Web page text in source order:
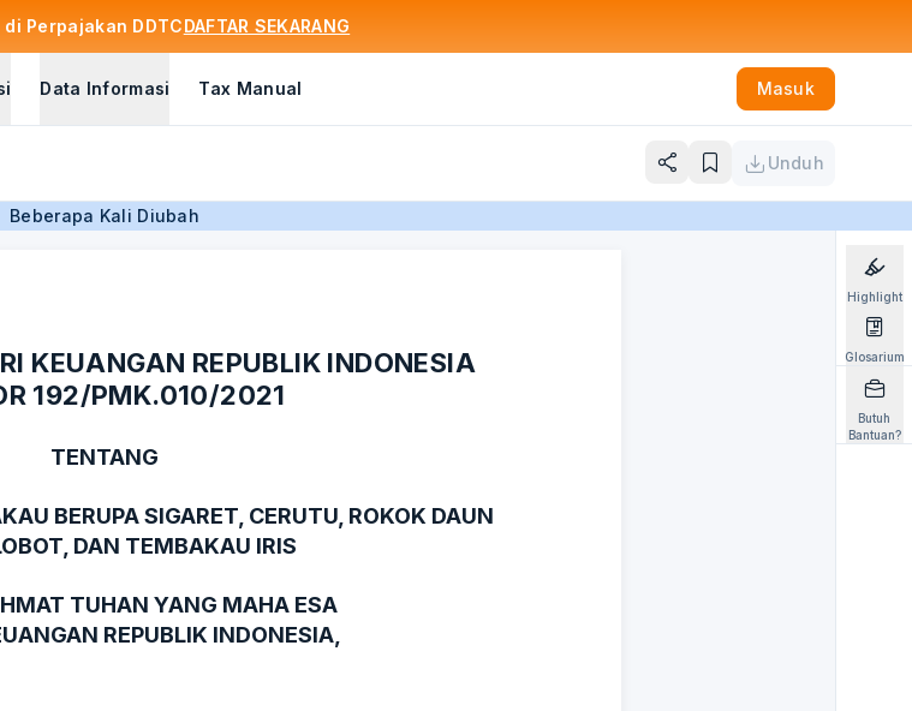
Perpajakan DDTCDAFTAR SEKARANG
Data Informasi Tax Manual Masuk
Unduh
Beberapa Kali Diubah
KEUANGAN REPUBLIK INDONESIA
192/PMK.010/2021
TENTANG
BERUPA SIGARET, CERUTU, ROKOK DAUN
DAN TEMBAKAU IRIS
TUHAN YANG MAHA ESA
REPUBLIK INDONESIA,
Highlight
Glosarium
Butuh
Bantuan?